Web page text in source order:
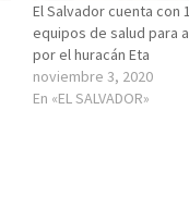
El Salvador cuenta con
equipos de salud para
por el huracán Eta
noviembre 3, 2020
En «EL SALVADOR»